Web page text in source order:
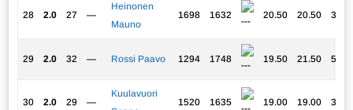
28 2.0 27 —
Heinonen
Mauno
1698 1632 20.50 20.50 3.00
29 2.0 32 — Rossi Paavo 1294 1748 19.50 21.50 5.00
30 2.0 29 —
Kuulavuori
1520 1635 19.00 19.00 3.00